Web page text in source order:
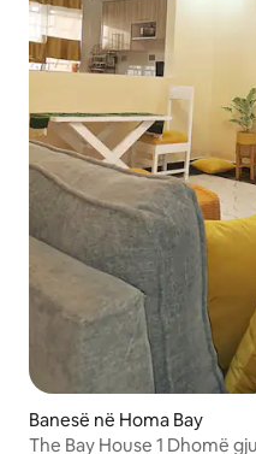
Banesë në Homa Bay
The Bay House 1 Dhomë